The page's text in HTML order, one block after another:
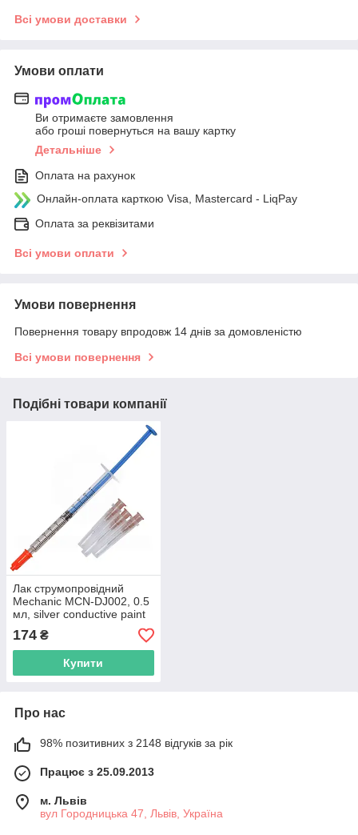
Всі умови доставки
Умови оплати
Ви отримаєте замовлення
або гроші повернуться на вашу картку
Детальніше
Оплата на рахунок
Онлайн-оплата карткою Visa, Mastercard - LiqPay
Оплата за реквізитами
Всі умови оплати
Умови повернення
Повернення товару впродовж 14 днів за домовленістю
Всі умови повернення
Подібні товари компанії
Лак струмопровідний
Mechanic MCN-DJ002, 0.5
мл, silver conductive paint
174 ₴
Купити
Про нас
98% позитивних з 2148 відгуків за рік
Працює з 25.09.2013
м. Львів
вул Городницька 47, Львів, Україна